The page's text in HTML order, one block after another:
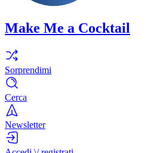
Make Me a Cocktail
Sorprendimi
Cerca
Newsletter